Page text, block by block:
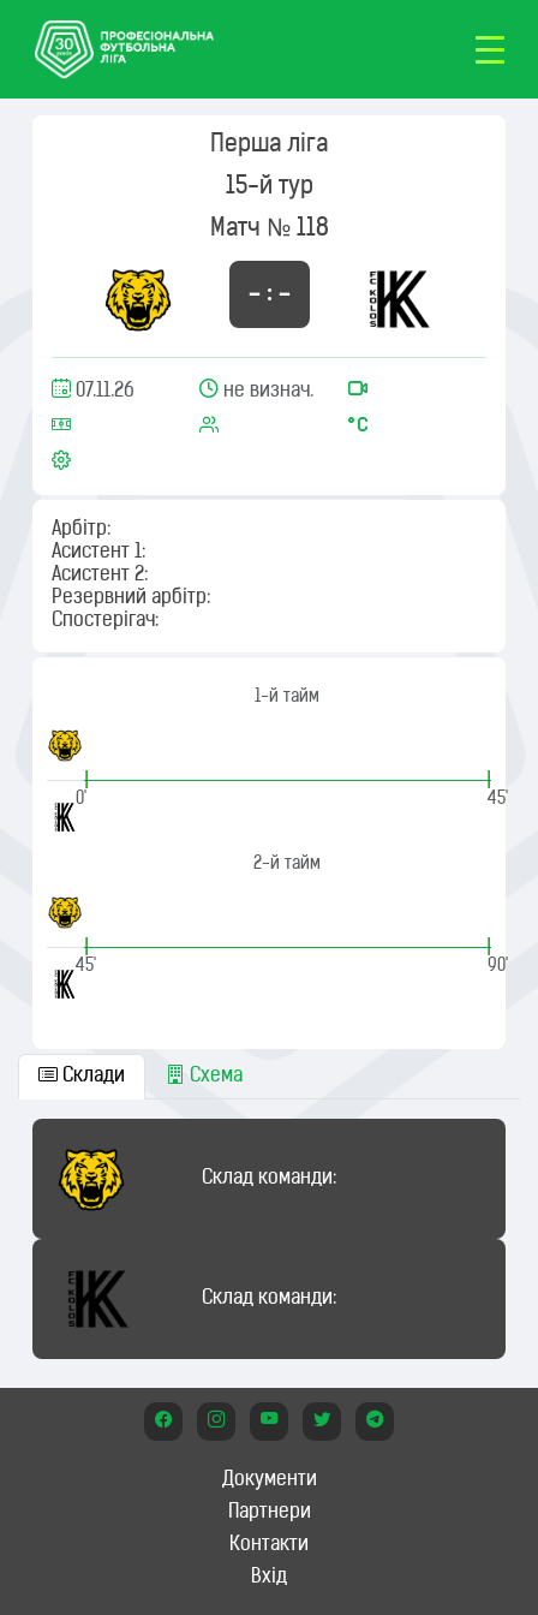
Перша ліга
15-й тур
Матч № 118
– : –
07.11.26 не визнач.
Арбітр:
Асистент 1:
Асистент 2:
Резервний арбітр:
Спостерігач:
1-й тайм
|
0'
|
45'
2-й тайм
|
45'
|
90'
Склади Схема
Склад команди:
Склад команди:
Документи
Партнери
Контакти
Вхід